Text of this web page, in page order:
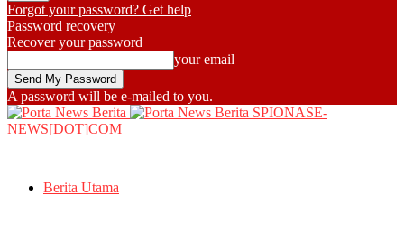
Forgot your password? Get help
Password recovery
Recover your password
your email
A password will be e-mailed to you.
SPIONASE-
NEWS[DOT]COM
Berita Utama